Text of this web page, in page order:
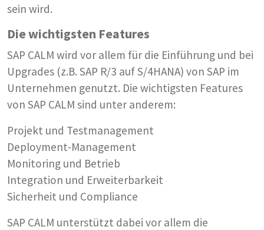
sein wird.
Die wichtigsten Features
SAP CALM wird vor allem für die Einführung und bei
Upgrades (z.B. SAP R/3 auf S/4HANA) von SAP im
Unternehmen genutzt. Die wichtigsten Features
von SAP CALM sind unter anderem:
Projekt und Testmanagement
Deployment-Management
Monitoring und Betrieb
Integration und Erweiterbarkeit
Sicherheit und Compliance
SAP CALM unterstützt dabei vor allem die